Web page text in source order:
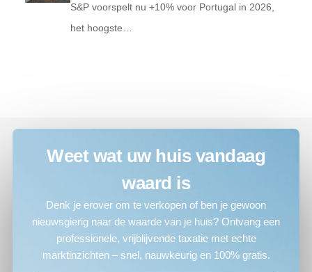
S&P voorspelt nu +10% voor Portugal in 2026,
het hoogste…
Weet wat uw huis vandaag
waard is
Denk je erover om te verkopen of ben je gewoon
nieuwsgierig naar de waarde van je huis? Ontvang een
professionele, vrijblijvende taxatie met echte
marktinzichten – snel, nauwkeurig en 100% gratis.